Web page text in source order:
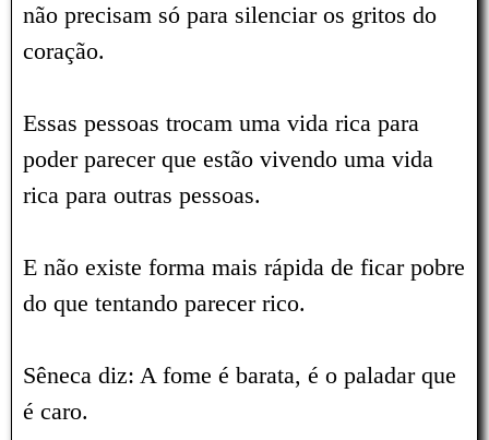
não precisam só para silenciar os gritos do
coração.
Essas pessoas trocam uma vida rica para
poder parecer que estão vivendo uma vida
rica para outras pessoas.
E não existe forma mais rápida de ficar pobre
do que tentando parecer rico.
Sêneca diz: A fome é barata, é o paladar que
é caro.